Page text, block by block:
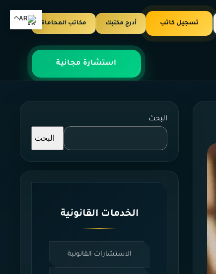
تسجيل كاتب أدرج مكتبك مكاتب المحاماة
استشارة مجانية
البحث
البحث
الخدمات القانونية
الاستشارات القانونية
AR